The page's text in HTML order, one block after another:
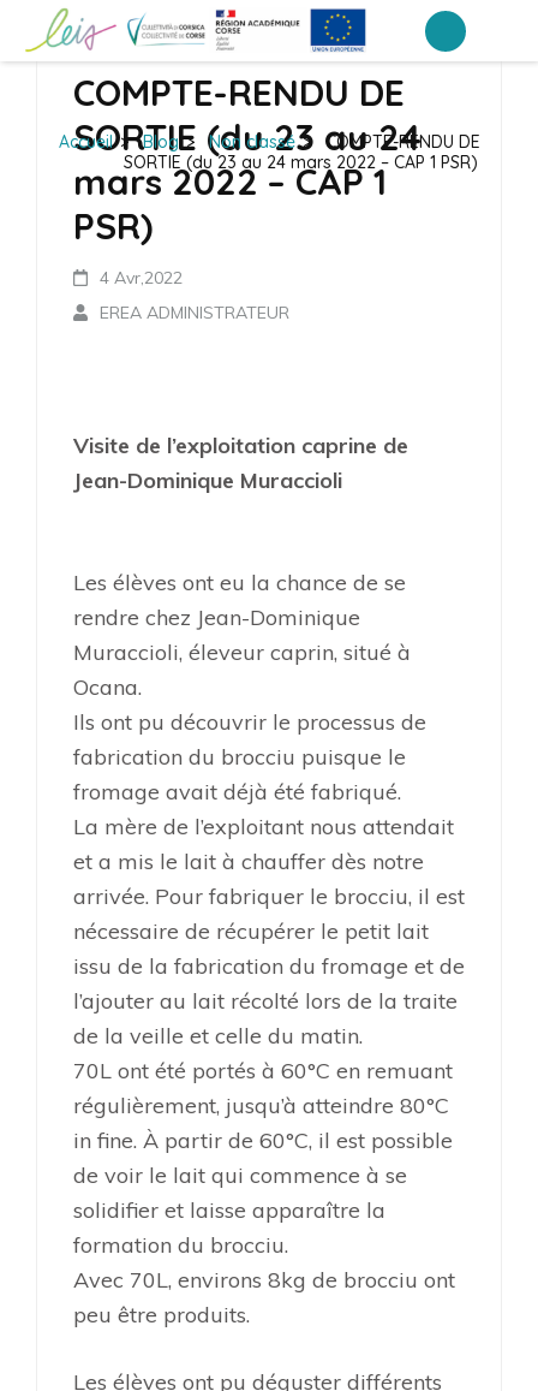
contenu
(Pressez
Entrée)
EREA de Corse – Ajaccio
Accueil > Blog > Non classé >
COMPTE-RENDU DE
SORTIE (du 23 au 24 mars 2022 – CAP 1 PSR)
COMPTE-RENDU DE
SORTIE (du 23 au 24
mars 2022 – CAP 1
PSR)
4 Avr,2022
EREA ADMINISTRATEUR
Visite de l’exploitation caprine de
Jean-Dominique Muraccioli
Les élèves ont eu la chance de se
rendre chez Jean-Dominique
Muraccioli, éleveur caprin, situé à
Ocana.
Ils ont pu découvrir le processus de
fabrication du brocciu puisque le
fromage avait déjà été fabriqué.
La mère de l’exploitant nous attendait
et a mis le lait à chauffer dès notre
arrivée. Pour fabriquer le brocciu, il est
nécessaire de récupérer le petit lait
issu de la fabrication du fromage et de
l’ajouter au lait récolté lors de la traite
de la veille et celle du matin.
70L ont été portés à 60°C en remuant
régulièrement, jusqu’à atteindre 80°C
in fine. À partir de 60°C, il est possible
de voir le lait qui commence à se
solidifier et laisse apparaître la
formation du brocciu.
Avec 70L, environs 8kg de brocciu ont
peu être produits.
Les élèves ont pu déguster différents